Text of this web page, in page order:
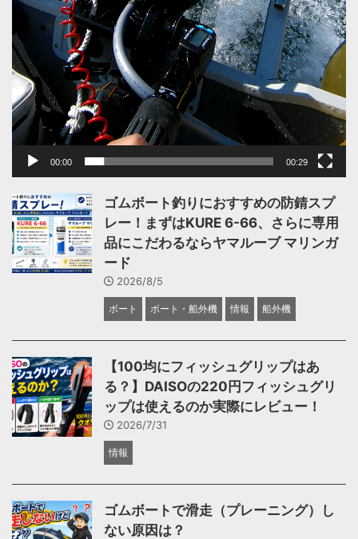
00:00 00:29
ゴムボート釣りにおすすめの防錆スプ
レー！まずはKURE 6-66、さらに専用
品にこだわるならヤマルーブ マリンガ
ード
2026/8/5
ボート ボート・船外機 情報 船外機
【100均にフィッシュグリップはあ
る？】DAISOの220円フィッシュグリ
ップは使えるのか実際にレビュー！
2026/7/31
情報
ゴムボートで滑走（プレーニング）し
ない原因は？